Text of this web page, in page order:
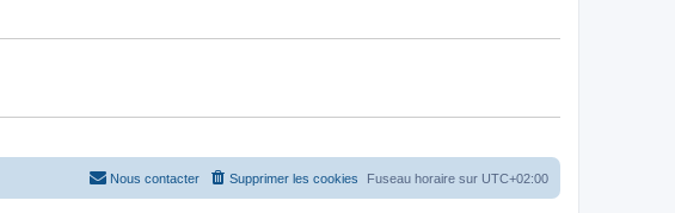
Fuseau horaire sur UTC+02:00
Supprimer les cookies
Nous contacter